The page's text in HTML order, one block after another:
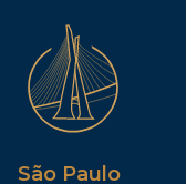
São Paulo